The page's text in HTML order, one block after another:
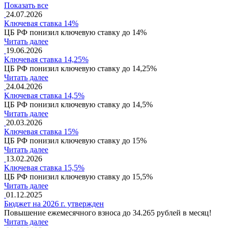
Показать все
24.07.2026
Ключевая ставка 14%
ЦБ РФ понизил ключевую ставку до 14%
Читать далее
19.06.2026
Ключевая ставка 14,25%
ЦБ РФ понизил ключевую ставку до 14,25%
Читать далее
24.04.2026
Ключевая ставка 14,5%
ЦБ РФ понизил ключевую ставку до 14,5%
Читать далее
20.03.2026
Ключевая ставка 15%
ЦБ РФ понизил ключевую ставку до 15%
Читать далее
13.02.2026
Ключевая ставка 15,5%
ЦБ РФ понизил ключевую ставку до 15,5%
Читать далее
01.12.2025
Бюджет на 2026 г. утвержден
Повышение ежемесячного взноса до 34.265 рублей в месяц!
Читать далее